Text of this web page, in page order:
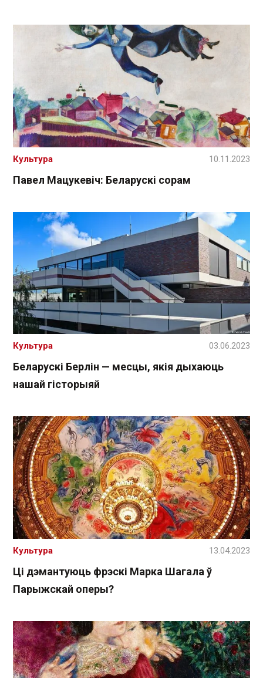
Павел Мацукевіч: Беларускі сорам
Культура 10.11.2023
Беларускі Берлін — месцы, якія дыхаюць
нашай гісторыяй
Культура 03.06.2023
Ці дэмантуюць фрэскі Марка Шагала ў
Парыжскай оперы?
Культура 13.04.2023